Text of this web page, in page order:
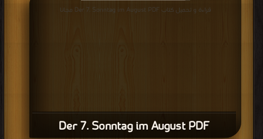
Der 7. Sonntag im August PDF
قراءة و تحميل كتاب Der 7. Sonntag im August PDF مجانا